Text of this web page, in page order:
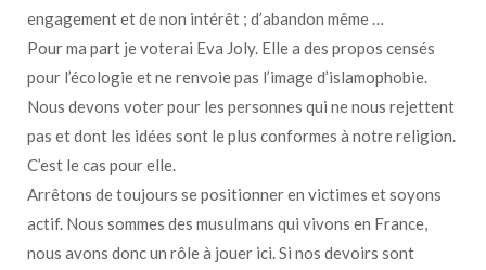
engagement et de non intérêt ; d’abandon même …
Pour ma part je voterai Eva Joly. Elle a des propos censés
pour l’écologie et ne renvoie pas l’image d’islamophobie.
Nous devons voter pour les personnes qui ne nous rejettent
pas et dont les idées sont le plus conformes à notre religion.
C’est le cas pour elle.
Arrêtons de toujours se positionner en victimes et soyons
actif. Nous sommes des musulmans qui vivons en France,
nous avons donc un rôle à jouer ici. Si nos devoirs sont